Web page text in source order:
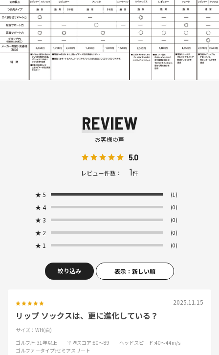
REVIEW
お客様の声
5.0
レビュー件数： 1件
★ 5 (1)
★ 4 (0)
★ 3 (0)
★ 2 (0)
★ 1 (0)
絞り込み 表示：新しい順
2025.11.15
リップ ソックスは、更に進化している？
サイズ：WH(白)
ゴルフ歴:31年以上 平均スコア:80～89 ヘッドスピード:40～44m/s
ゴルファータイプ:セミアスリート